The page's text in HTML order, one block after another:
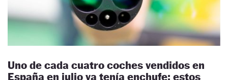
Uno de cada cuatro coches vendidos en
España en julio ya tenía enchufe: estos